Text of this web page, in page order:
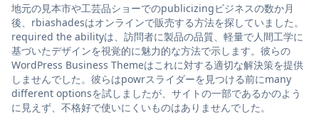
地元の見本市や工芸品ショーでのpublicizingビジネスの数か月
後、rbiashadesはオンラインで販売する方法を探していました。
required the abilityは、訪問者に製品の品質、軽量で人間工学に
基づいたデザインを視覚的に魅力的な方法で示します。彼らの
WordPress Business Themeはこれに対する適切な解決策を提供
しませんでした。彼らはpowrスライダーを見つける前にmany
different optionsを試しましたが、サイトの一部であるかのよう
に見えず、不格好で使いにくいものはありませんでした。